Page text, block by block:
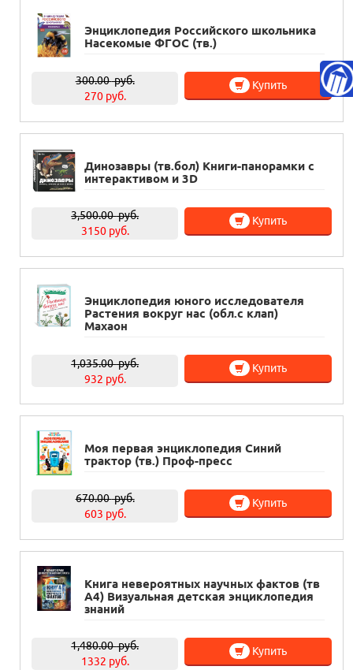
Энциклопедия Российского школьника
Насекомые ФГОС (тв.)
300.00руб.
270 руб.
Купить
Динозавры (тв.бол) Книги-панорамки с
интерактивом и 3D
3,500.00руб.
3150 руб.
Купить
Энциклопедия юного исследователя
Растения вокруг нас (обл.с клап)
Махаон
1,035.00руб.
932 руб.
Купить
Моя первая энциклопедия Синий
трактор (тв.) Проф-пресс
670.00руб.
603 руб.
Купить
Книга невероятных научных фактов (тв
А4) Визуальная детская энциклопедия
знаний
1,480.00руб.
1332 руб.
Купить